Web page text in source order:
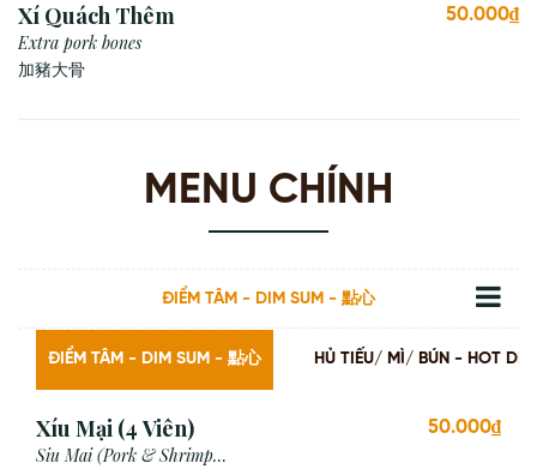
Xí Quách Thêm
Extra pork bones
加豬大骨
50.000₫
MENU CHÍNH
ĐIỂM TÂM - DIM SUM - 點心
ĐIỂM TÂM - DIM SUM - 點心 HỦ TIẾU/ MÌ/ BÚN - HOT
Xíu Mại (4 Viên)
Siu Mai (Pork & Shrimp
50.000₫